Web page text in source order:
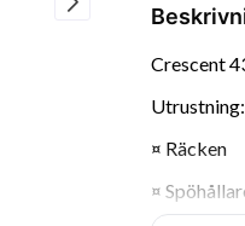
Crescent
Utrustning:
¤ Räcken
¤